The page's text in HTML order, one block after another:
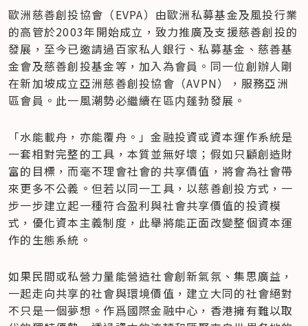
歐洲慈善創投協會（EVPA）由歐洲私募基金及風投行業
的高管於2003年開始成立，致力推廣及支援慈善創投的
發展，至今已邀請過百家私人銀行、私募基金、慈善基
金會及慈善創投基金等，加入為會員。同一位創辦人剛
在新加坡成立亞洲慈善創投協會（AVPN），服務亞洲
區會員。此一風潮勢必繼續在區内蓬勃發展。
「水能載舟，亦能覆舟。」金融投資或資本運作系統是
一套相對完整的工具，本質並無好壞；假如只顧創造財
富的目標，而毫不理會社會的共享價值，將會為社會帶
來更多不公義。但若以同一工具，以慈善創投方式，一
步一步建立起一種符合盈利與社會共享價值的投資模
式，優化資本主義制度，此舉將能正面改變整個資本運
作的生態系統。
如果民間或私營力量能營造社會創新氣氛、集思廣益，
一起走向共享的社會與環境價值，建立大同的社會絕對
不只是一個夢想。作爲國際金融中心，香港擁有難以取